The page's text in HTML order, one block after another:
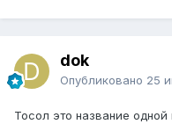
dok
Опубликовано 25
Тосол это название